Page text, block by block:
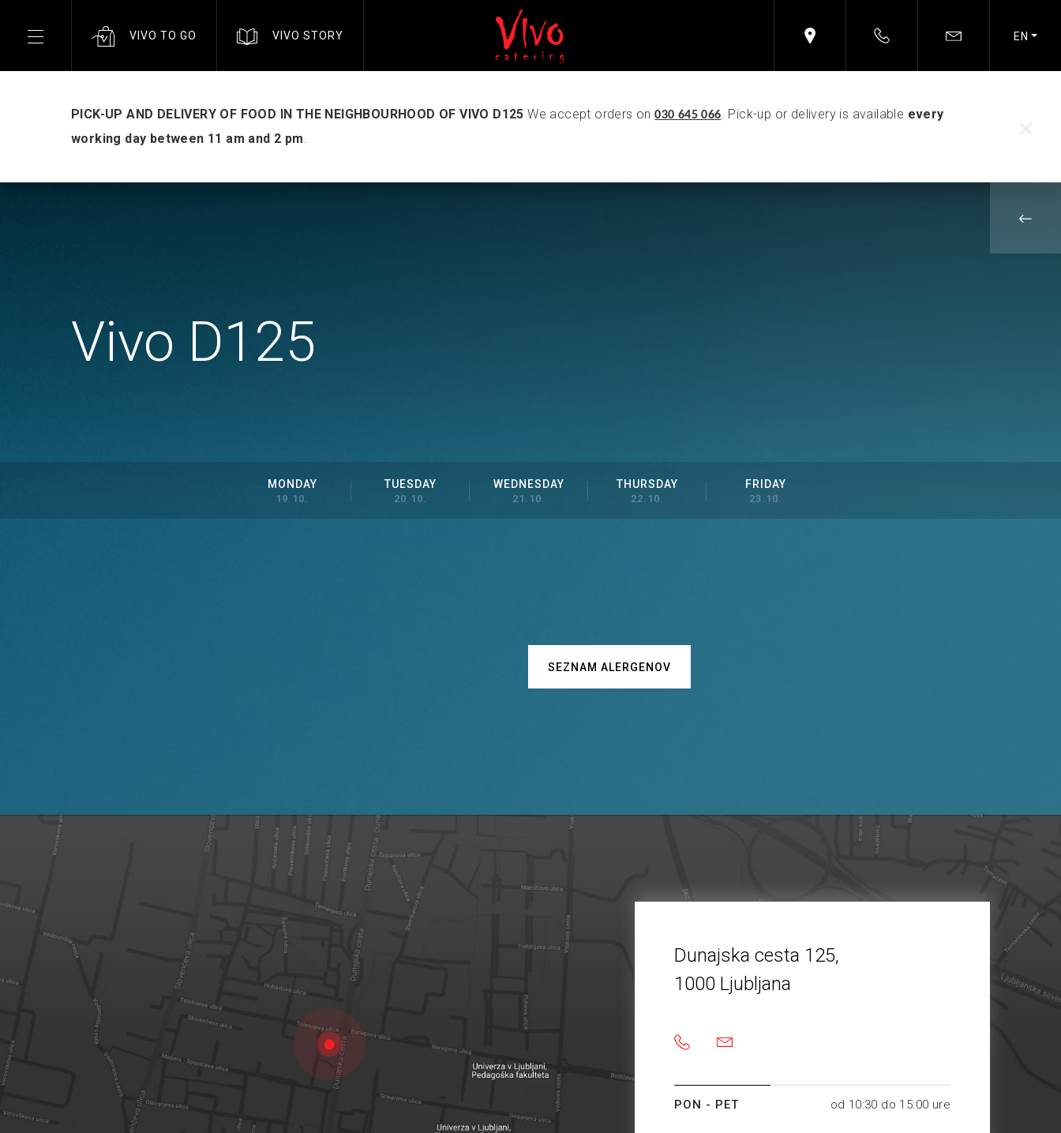
VIVO TO GO VIVO STORY EN
PICK-UP AND DELIVERY OF FOOD IN THE NEIGHBOURHOOD OF VIVO D125 We accept orders on030 645 066. Pick-up or delivery is available every
working day between 11 am and 2 pm.
Vivo D125
MONDAY
19.10.
TUESDAY
20.10.
WEDNESDAY
21.10.
THURSDAY
22.10.
FRIDAY
23.10.
SEZNAM ALERGENOV
Dunajska cesta 125,
1000 Ljubljana
PON - PET od 10:30 do 15:00 ure